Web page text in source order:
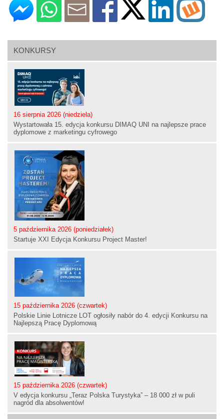
KONKURSY
16 sierpnia 2026 (niedziela)
Wystartowała 15. edycja konkursu DIMAQ UNI na najlepsze prace
dyplomowe z marketingu cyfrowego
5 października 2026 (poniedziałek)
Startuje XXI Edycja Konkursu Project Master!
15 października 2026 (czwartek)
Polskie Linie Lotnicze LOT ogłosiły nabór do 4. edycji Konkursu na
Najlepszą Pracę Dyplomową
15 października 2026 (czwartek)
V edycja konkursu „Teraz Polska Turystyka” – 18 000 zł w puli
nagród dla absolwentów!